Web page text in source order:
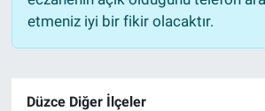
etmeniz iyi bir fikir olacaktır.
Düzce Diğer İlçeler